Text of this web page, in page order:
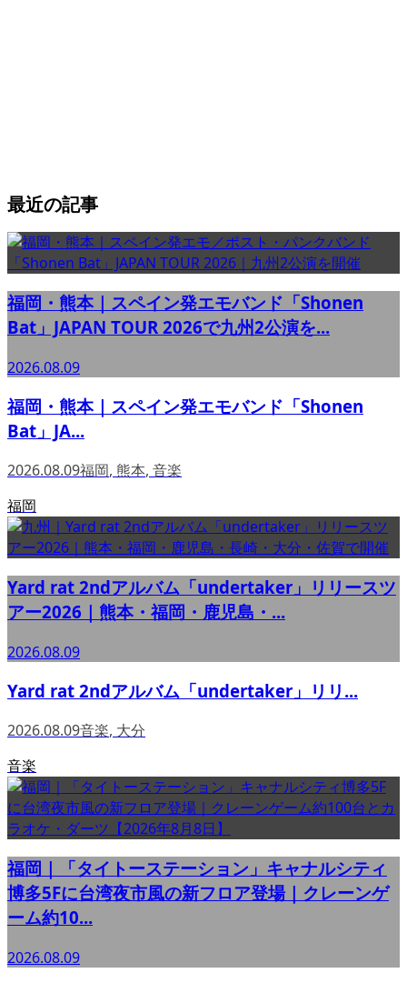
最近の記事
福岡・熊本｜スペイン発エモバンド「Shonen
Bat」JAPAN TOUR 2026で九州2公演を...
2026.08.09
福岡・熊本｜スペイン発エモバンド「Shonen
Bat」JA...
2026.08.09福岡, 熊本, 音楽
福岡
Yard rat 2ndアルバム「undertaker」リリースツ
アー2026｜熊本・福岡・鹿児島・...
2026.08.09
Yard rat 2ndアルバム「undertaker」リリ...
2026.08.09音楽, 大分
音楽
福岡｜「タイトーステーション」キャナルシティ
博多5Fに台湾夜市風の新フロア登場｜クレーンゲ
ーム約10...
2026.08.09